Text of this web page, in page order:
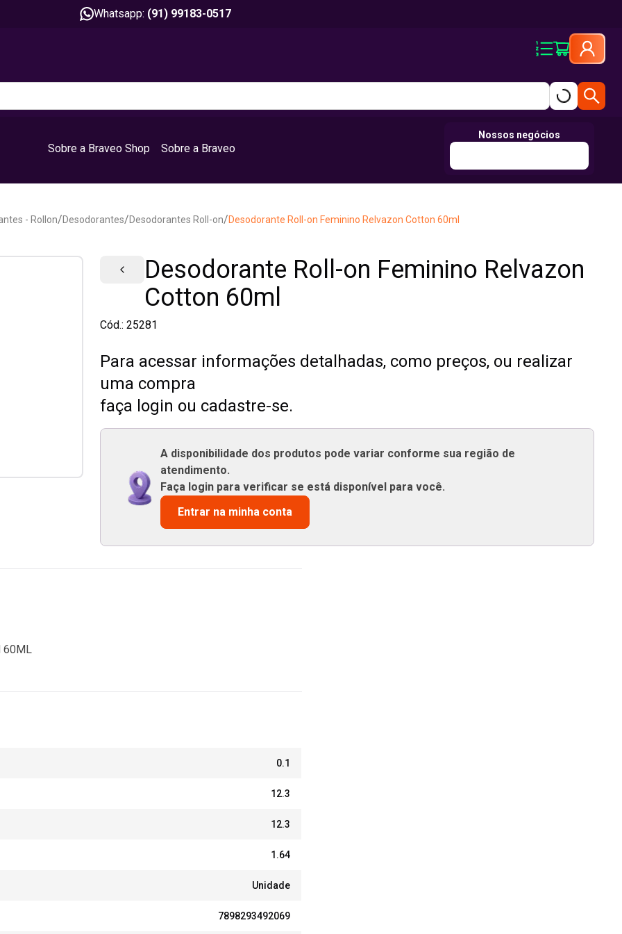
Whatsapp: (91) 99183-0517
Sobre a Braveo Shop Sobre a Braveo
Nossos negócios
- Rollon/Desodorantes/Desodorantes Roll-on/Desodorante Roll-on Feminino Relvazon Cotton 60ml
Desodorante Roll-on Feminino Relvazon
Cotton 60ml
Cód.: 25281
Para acessar informações detalhadas, como preços, ou realizar
uma compra
faça login ou cadastre-se.
A disponibilidade dos produtos pode variar conforme sua região de
atendimento.
Faça login para verificar se está disponível para você.
Entrar na minha conta
60ML
0.1
12.3
12.3
1.64
Unidade
7898293492069